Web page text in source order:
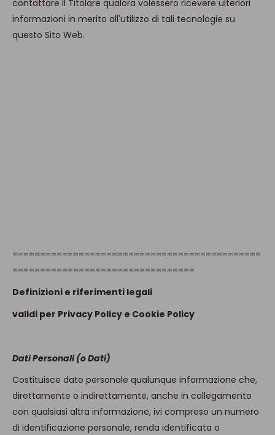
contattare il Titolare qualora volessero ricevere ulteriori
informazioni in merito all'utilizzo di tali tecnologie su
questo Sito Web.
=============================================
=================================
Definizioni e riferimenti legali
validi per Privacy Policy e Cookie Policy
Dati Personali (o Dati)
Costituisce dato personale qualunque informazione che,
direttamente o indirettamente, anche in collegamento
con qualsiasi altra informazione, ivi compreso un numero
di identificazione personale, renda identificata o